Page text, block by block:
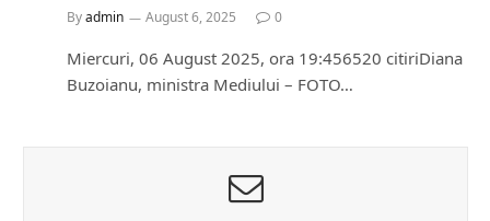
Byadmin August 6, 2025 0
Miercuri, 06 August 2025, ora 19:456520 citiriDiana
Buzoianu, ministra Mediului – FOTO…